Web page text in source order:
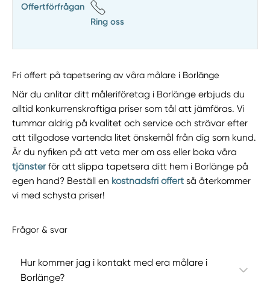
Offertförfrågan
Ring oss
Fri offert på tapetsering av våra målare i Borlänge
När du anlitar ditt måleriföretag i Borlänge erbjuds du
alltid konkurrenskraftiga priser som tål att jämföras. Vi
tummar aldrig på kvalitet och service och strävar efter
att tillgodose vartenda litet önskemål från dig som kund.
Är du nyfiken på att veta mer om oss eller boka våra
tjänsterför att slippa tapetsera ditt hem i Borlänge på
egen hand? Beställ en kostnadsfri offert så återkommer
vi med schysta priser!
Frågor & svar
Hur kommer jag i kontakt med era målare i
Borlänge?